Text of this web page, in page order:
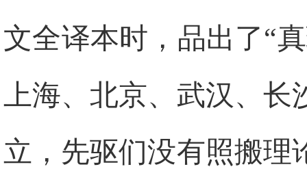
文全译本时，品出了“
上海、北京、武汉、长
立，先驱们没有照搬理